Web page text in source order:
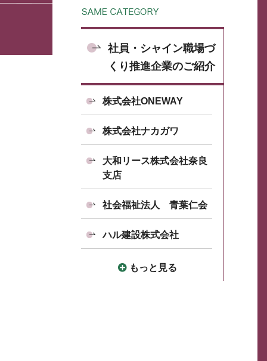
社員・シャイン職場づ
くり推進企業のご紹介
株式会社ONEWAY
株式会社ナカガワ
大和リース株式会社奈良
支店
社会福祉法人 青葉仁会
ハル建設株式会社
もっと見る